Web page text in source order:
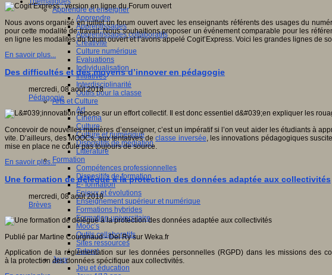
Apprendre et enseigner
Apprendre
Apprentissages
Apprentissages collaboratifs
Créativité
Culture numérique
Evaluations
Individualisation
Initiatives
Interdisciplinarité
Outils pour la classe
Arts et Culture
Art
Cinéma
Culture
Culture et numérique
Dispositifs de médiation
Littérature
Formation
Compétences professionnelles
Dispositifs de formation
E- formation
Enjeux et évolutions
Enseignement supérieur et numérique
Formations hybrides
Formation universitaire
Mooc’s
Outils collaboratifs
Sites ressources
Tutorat
Jeux
Jeu et éducation
Nous avons organisé en juillet un forum ouvert avec les enseignants référents des usages du
pour cette modalité de travail. Nous souhaitions proposer un événement comparable pour les
en ligne les modalités du forum ouvert et l’avons appelé Cogit’Express. Voici les grandes lignes de
En savoir plus...
Des difficultés et des moyens d’innover en pédagogie
mercredi, 08 août 2018
Pédagogie
Concevoir de nouvelles manières d’enseigner, c’est un impératif si l’on veut aider les étudiants à
vite. D’ailleurs, des MOOCs, aux tentatives declasse inversée, les innovations pédagogiques
mise en place ne coule pas toujours de source.
En savoir plus...
Une formation de délégué à la protection des données adaptée aux collectivités
mercredi, 08 août 2018
Brèves
Publié par Martine Courgnaud - Del Ry sur Weka.fr
Application de la réglementation sur les données personnelles (RGPD) dans les missions des
à la protection des données spécifique aux collectivités.